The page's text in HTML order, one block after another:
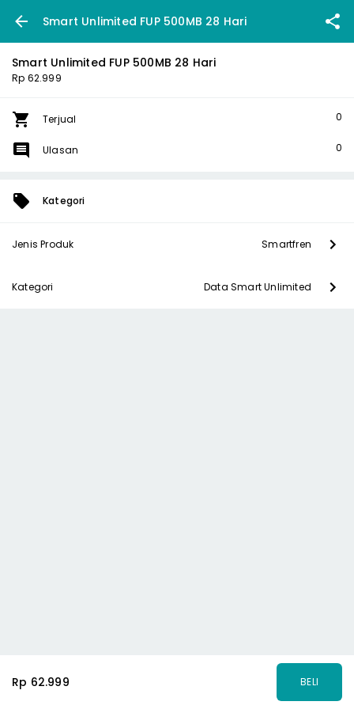
Smart Unlimited FUP 500MB 28 Hari
Smart Unlimited FUP 500MB 28 Hari
Rp 62.999
Terjual 0
Ulasan 0
Kategori
Jenis Produk Smartfren
Kategori Data Smart Unlimited
Rp 62.999 BELI